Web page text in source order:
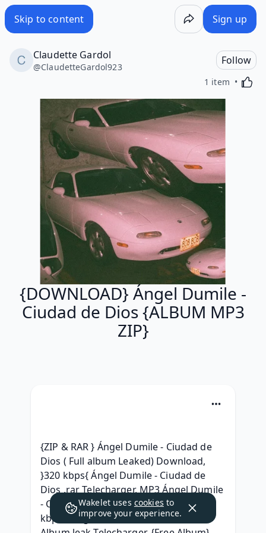
Skip to content Sign up
Claudette Gardol
@ClaudetteGardol923
Follow
1 item
{DOWNLOAD} Ángel Dumile -
Ciudad de Dios {ALBUM MP3
ZIP}
{ZIP & RAR } Ángel Dumile - Ciudad de
Dios ( Full album Leaked) Download,
}320 kbps{ Ángel Dumile - Ciudad de
Dios .rar Telecharger, MP3 Ángel Dumile
- Ciudad de Dios Free Download, { 320
kbps } Ángel Dumile - Ciudad de Dios
Wakelet uses cookies to
improve your experience.